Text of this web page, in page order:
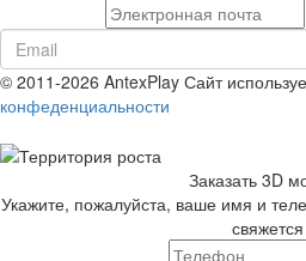
© 2011-2026 AntexPlay Сайт
конфеденциальности
Заказать 3D
Укажите, пожалуйста, ваше имя и
свяжется